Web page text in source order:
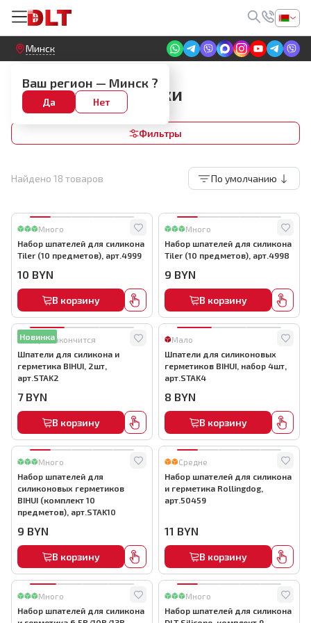
Круглосуточный! Прием заявок на сайте
Минск
Ваш регион — Минск ?
Да Нет
Шпатели для силикона и герметика
Шпатели и насадки
Фильтры
Найдено 18 товаров По умолчанию
Много
Набор шпателей для силикона
Tiler (10 предметов), арт.4999
10 BYN
В корзину
Много
Набор шпателей для силикона
Tiler (10 предметов), арт.4998
9 BYN
В корзину
Скоро закончится
Новинка
Шпатели для силикона и
герметика BIHUI, 2шт,
арт.STAK2
7 BYN
В корзину
Мало
Шпатели для силиконовых
герметиков BIHUI, набор 4шт,
арт.STAK4
8 BYN
В корзину
Много
Набор шпателей для
силиконовых герметиков
BIHUI (комплект 10
предметов), арт.STAK10
9 BYN
В корзину
Средне
Набор шпателей для силикона
и герметика Rollingdog,
арт.50459
11 BYN
В корзину
Много
Набор шпателей для силикона
Много
Набор шпателей для силикона